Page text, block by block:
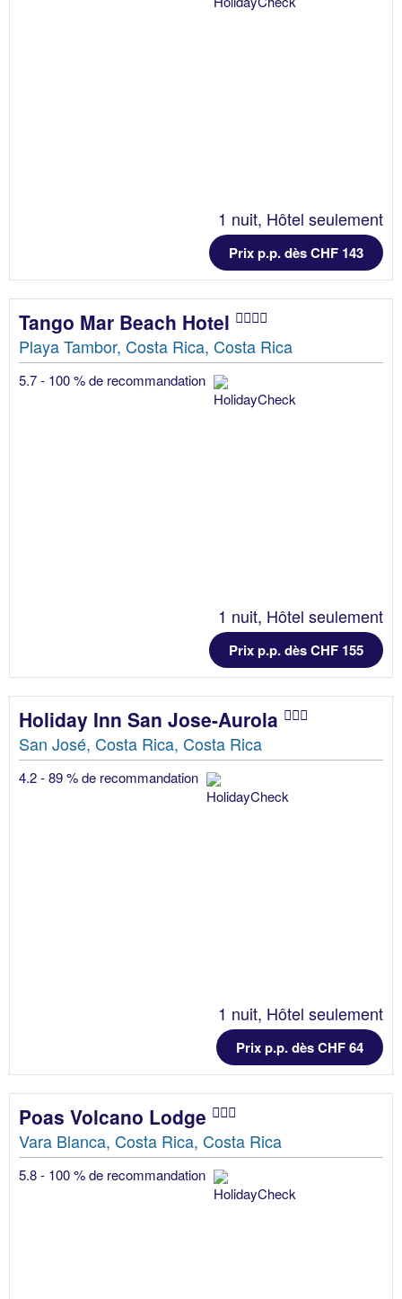
1 nuit, Hôtel seulement
Prix p.p. dès CHF 143
Tango Mar Beach Hotel
Playa Tambor, Costa Rica, Costa Rica
5.7 - 100 % de recommandation
1 nuit, Hôtel seulement
Prix p.p. dès CHF 155
Holiday Inn San Jose-Aurola
San José, Costa Rica, Costa Rica
4.2 - 89 % de recommandation
1 nuit, Hôtel seulement
Prix p.p. dès CHF 64
Poas Volcano Lodge
Vara Blanca, Costa Rica, Costa Rica
5.8 - 100 % de recommandation